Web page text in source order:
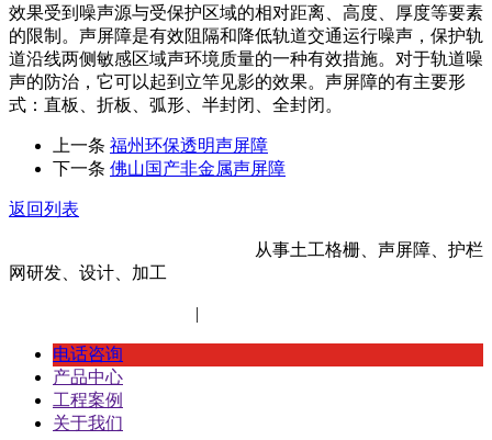
效果受到噪声源与受保护区域的相对距离、高度、厚度等要素
的限制。声屏障是有效阻隔和降低轨道交通运行噪声，保护轨
道沿线两侧敏感区域声环境质量的一种有效措施。对于轨道噪
声的防治，它可以起到立竿见影的效果。声屏障的有主要形
式：直板、折板、弧形、半封闭、全封闭。
上一条 福州环保透明声屏障
下一条 佛山国产非金属声屏障
返回列表
从事土工格栅、声屏障、护栏
网研发、设计、加工
|
电话咨询
产品中心
工程案例
关于我们